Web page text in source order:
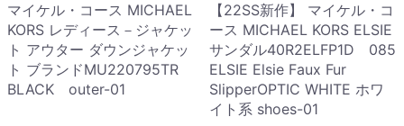
マイケル・コース MICHAEL
KORS レディース－ジャケッ
ト アウター ダウンジャケッ
ト ブランドMU220795TR
BLACK outer-01
【22SS新作】 マイケル・コ
ース MICHAEL KORS ELSIE
サンダル40R2ELFP1D 085
ELSIE Elsie Faux Fur
SlipperOPTIC WHITE ホワ
イト系 shoes-01